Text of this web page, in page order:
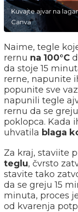
Kuvajte ajvar na
Canva
Naime, tegle
rernu na 100°C
da stoje 15
rerne, napunite
popunite sve
napunili tegle
rernu da se
poklopca. Kada
uhvatila blaga
Za kraj, staviite
teglu, čvrsto
stavite tako
da se greju 15
minuta, proces
od kvarenja